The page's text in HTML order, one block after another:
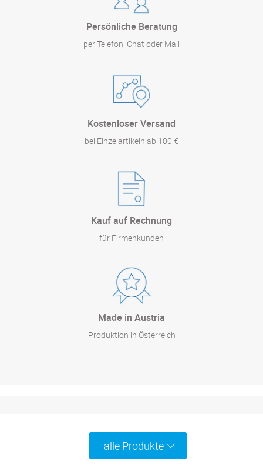
Persönliche Beratung
per Telefon, Chat oder Mail
Kostenloser Versand
bei Einzelartikeln ab 100 €
Kauf auf Rechnung
für Firmenkunden
Made in Austria
Produktion in Österreich
alle Produkte